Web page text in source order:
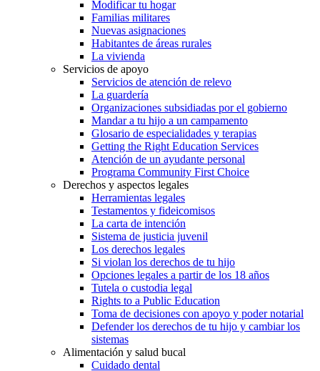
Modificar tu hogar
Familias militares
Nuevas asignaciones
Habitantes de áreas rurales
La vivienda
Servicios de apoyo
Servicios de atención de relevo
La guardería
Organizaciones subsidiadas por el gobierno
Mandar a tu hijo a un campamento
Glosario de especialidades y terapias
Getting the Right Education Services
Atención de un ayudante personal
Programa Community First Choice
Derechos y aspectos legales
Herramientas legales
Testamentos y fideicomisos
La carta de intención
Sistema de justicia juvenil
Los derechos legales
Si violan los derechos de tu hijo
Opciones legales a partir de los 18 años
Tutela o custodia legal
Rights to a Public Education
Toma de decisiones con apoyo y poder notarial
Defender los derechos de tu hijo y cambiar los
sistemas
Alimentación y salud bucal
Cuidado dental